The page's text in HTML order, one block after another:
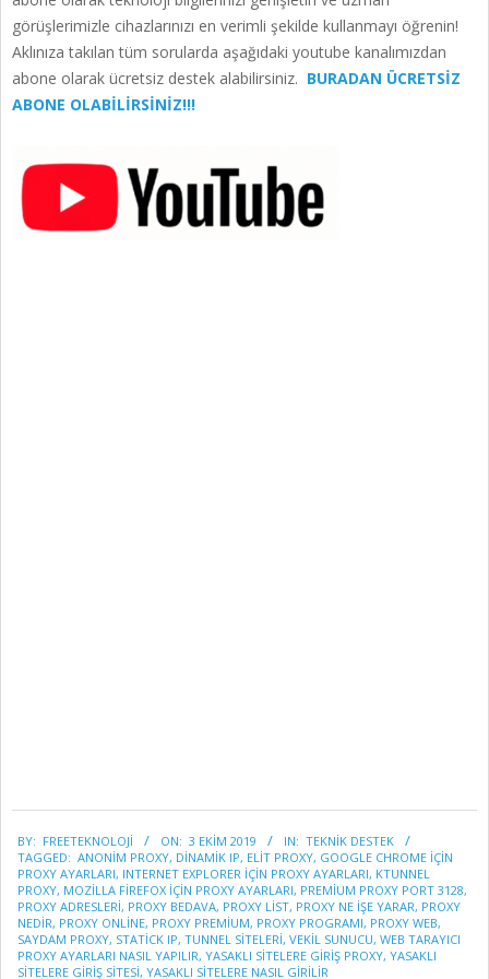
görüşlerimizle cihazlarınızı en verimli şekilde kullanmayı öğrenin!
Aklınıza takılan tüm sorularda aşağıdaki youtube kanalımızdan
abone olarak ücretsiz destek alabilirsiniz. BURADAN ÜCRETSİZ
ABONE OLABİLİRSİNİZ!!!
10-
03
BY: FREETEKNOLOJI ON: 3 EKIM 2019 IN: TEKNİK DESTEK
TAGGED: ANONIM PROXY, DINAMIK IP, ELIT PROXY, GOOGLE CHROME IÇIN
PROXY AYARLARI, INTERNET EXPLORER IÇIN PROXY AYARLARI, KTUNNEL
PROXY, MOZILLA FIREFOX IÇIN PROXY AYARLARI, PREMIUM PROXY PORT 3128,
PROXY ADRESLERI, PROXY BEDAVA, PROXY LIST, PROXY NE IŞE YARAR, PROXY
NEDIR, PROXY ONLINE, PROXY PREMIUM, PROXY PROGRAMI, PROXY WEB,
SAYDAM PROXY, STATICK IP, TUNNEL SITELERI, VEKIL SUNUCU, WEB TARAYICI
PROXY AYARLARI NASIL YAPILIR, YASAKLI SITELERE GIRIŞ PROXY, YASAKLI
SITELERE GIRIŞ SITESI, YASAKLI SITELERE NASIL GIRILIR